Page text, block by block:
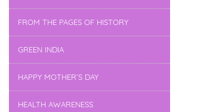
FROM THE PAGES OF HISTORY
GREEN INDIA
HAPPY MOTHER’S DAY
HEALTH AWARENESS